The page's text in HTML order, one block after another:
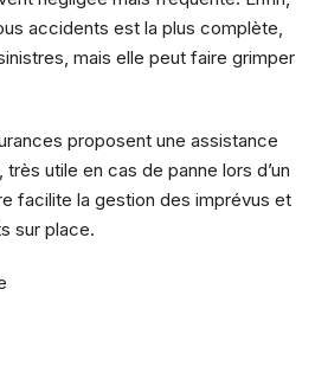
accidents est la plus complète,
mais elle peut faire grimper
proposent une assistance
utile en cas de panne lors d’un
facilite la gestion des imprévus et
sur place.